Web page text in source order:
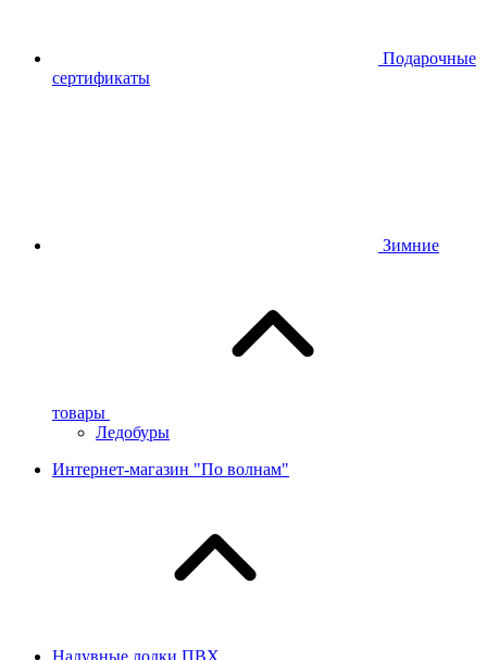
Подарочные
сертификаты
Зимние
товары
Ледобуры
Интернет-магазин "По волнам"